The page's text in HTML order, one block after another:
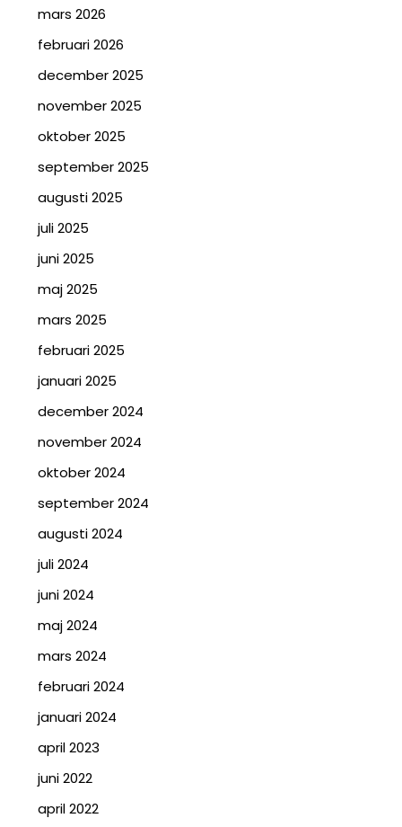
mars 2026
februari 2026
december 2025
november 2025
oktober 2025
september 2025
augusti 2025
juli 2025
juni 2025
maj 2025
mars 2025
februari 2025
januari 2025
december 2024
november 2024
oktober 2024
september 2024
augusti 2024
juli 2024
juni 2024
maj 2024
mars 2024
februari 2024
januari 2024
april 2023
juni 2022
april 2022